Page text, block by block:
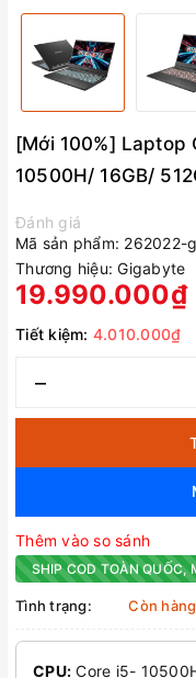
[Mới 100%] Laptop
10500H/ 16GB/
Đánh giá
Mã sản phẩm: 262022-
Thương hiệu: Gigabyte
19.990.000₫
Tiết kiệm: 4.010.000₫
–
Thêm vào so sánh
SHIP COD TOÀN QUỐC,
Tình trạng: Còn hàng
CPU: Core i5-